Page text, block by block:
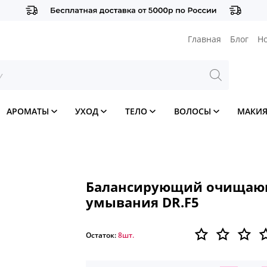
Главная Блог
АРОМАТЫ УХОД ТЕЛО ВОЛОСЫ
Балансирующий
умывания DR.F5
Остаток:8шт.